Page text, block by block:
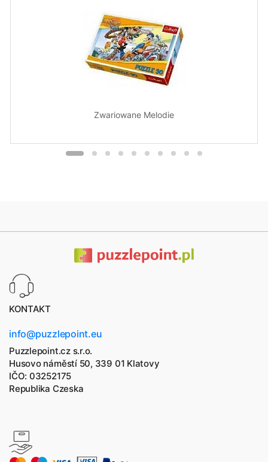
Zwariowane Melodie
KONTAKT
info@puzzlepoint.eu
Puzzlepoint.cz s.r.o.
Husovo náměstí 50, 339 01 Klatovy
IČO: 03252175
Republika Czeska